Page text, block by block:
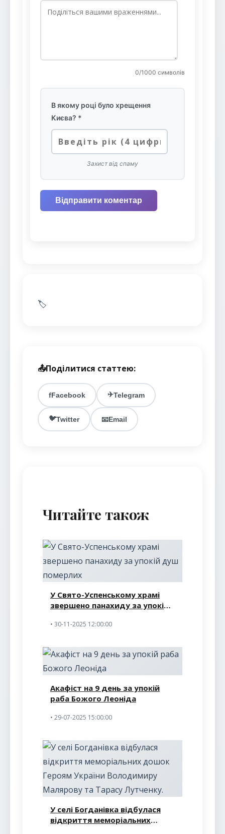
0/1000 символів
В якому році було хрещення
Києва? *
Захист від спаму
Відправити коментар
🏷️
📤Поділитися статтею:
fFacebook ✈️Telegram
🐦Twitter 📧Email
Читайте також
У Свято-Успенському храмі
звершено панахиду за упокій
• 30-11-2025 12:00:00
Акафіст на 9 день за упокій
раба Божого Леоніда
• 29-07-2025 15:00:00
У селі Богданівка відбулася
відкриття меморіальних